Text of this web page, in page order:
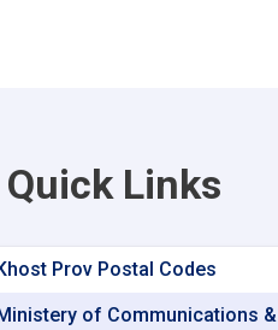
Quick Links
Prov Postal Codes
of Communications &